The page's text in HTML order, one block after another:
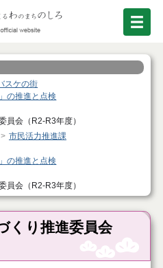
スケの街
の推進と点検
員会（R2-R3年度）
市民活力推進課
の推進と点検
員会（R2-R3年度）
くり推進委員会